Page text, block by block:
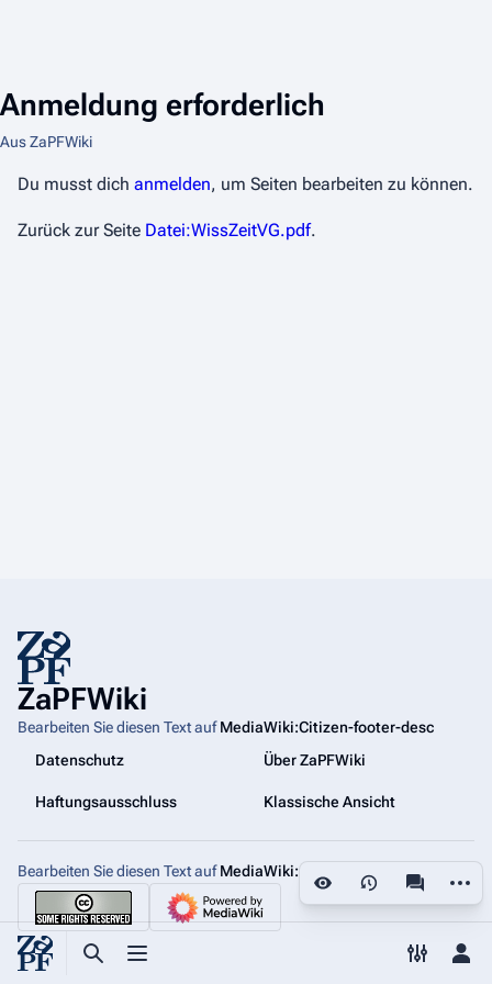
Suche aufrufen
Menü aufrufen Toggle
Anmeldung erforderlich
Aus ZaPFWiki
Ansichten
Du musst dich anmelden, um Seiten bearbeiten zu können.
Zurück zur Seite Datei:WissZeitVG.pdf.
ZaPFWiki
Bearbeiten Sie diesen Text aufMediaWiki:Citizen-footer-desc
Datenschutz
Über ZaPFWiki
Haftungsausschluss Klassische Ansicht
Bearbeiten Sie diesen Text aufMediaWiki:Citizen-footer-tagline